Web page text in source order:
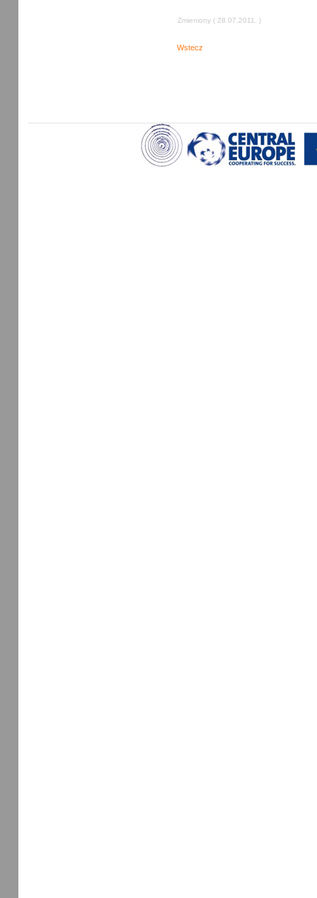
Zmieniony ( 28.07.2011. )
Wstecz